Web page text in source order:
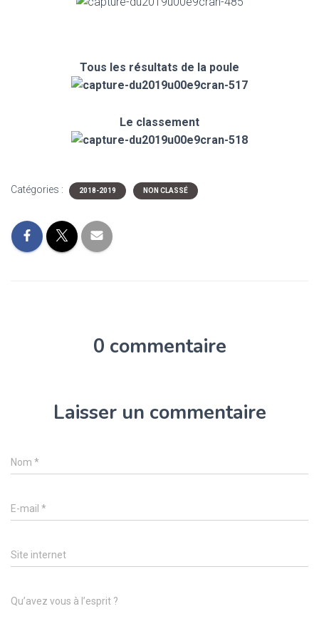
Tous les résultats de la poule
Le classement
Catégories : 2018-2019 NON CLASSÉ
0 commentaire
Laisser un commentaire
Nom *
E-mail *
Site internet
Qu’avez vous à l’esprit ?